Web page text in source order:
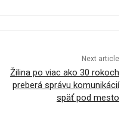
Next article
Žilina po viac ako 30 rokoch
preberá správu komunikácií
späť pod mesto